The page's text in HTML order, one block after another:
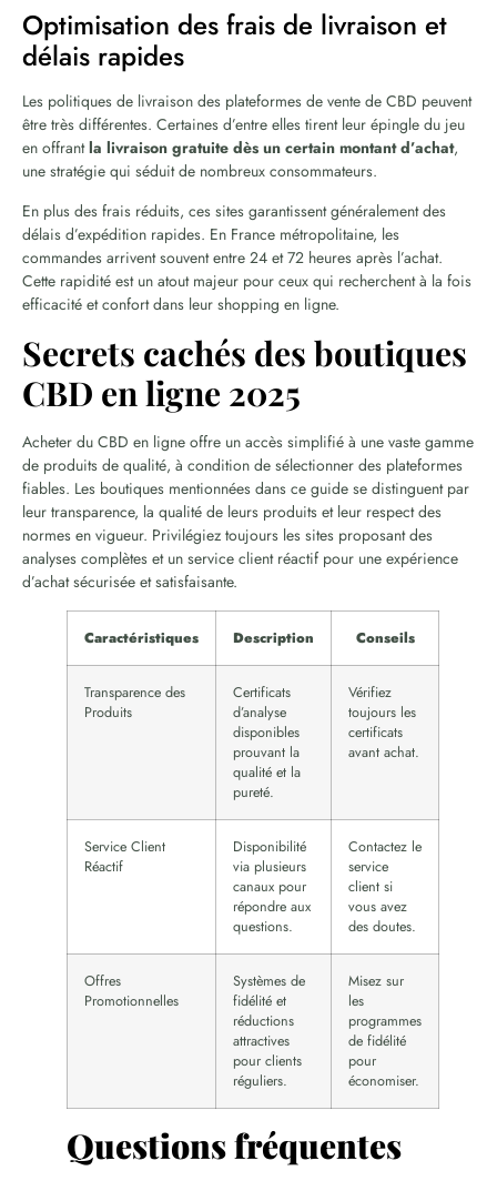
Optimisation des frais de livraison et
délais rapides
Les politiques de livraison des plateformes de vente de CBD peuvent
être très différentes. Certaines d’entre elles tirent leur épingle du jeu
en offrantla livraison gratuite dès un certain montant d’achat,
une stratégie qui séduit de nombreux consommateurs.
En plus des frais réduits, ces sites garantissent généralement des
délais d’expédition rapides. En France métropolitaine, les
commandes arrivent souvent entre 24 et 72 heures après l’achat.
Cette rapidité est un atout majeur pour ceux qui recherchent à la fois
efficacité et confort dans leur shopping en ligne.
Secrets cachés des boutiques
CBD en ligne 2025
Acheter du CBD en ligne offre un accès simplifié à une vaste gamme
de produits de qualité, à condition de sélectionner des plateformes
fiables. Les boutiques mentionnées dans ce guide se distinguent par
leur transparence, la qualité de leurs produits et leur respect des
normes en vigueur. Privilégiez toujours les sites proposant des
analyses complètes et un service client réactif pour une expérience
d’achat sécurisée et satisfaisante.
Caractéristiques Description Conseils
Transparence des
Produits
Certificats
d’analyse
disponibles
prouvant la
qualité et la
pureté.
Vérifiez
toujours les
certificats
avant achat.
Service Client
Réactif
Disponibilité
via plusieurs
canaux pour
répondre aux
questions.
Contactez le
service
client si
vous avez
des doutes.
Offres
Promotionnelles
Systèmes de
fidélité et
réductions
attractives
pour clients
réguliers.
Misez sur
les
programmes
de fidélité
pour
économiser.
Questions fréquentes